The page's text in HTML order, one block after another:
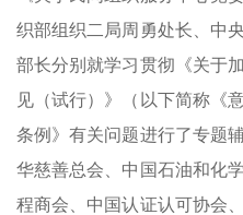
织部组织二局周勇处长、中
部长分别就学习贯彻《关于
见（试行）》（以下简称《
条例》有关问题进行了专题
华慈善总会、中国石油和化
程商会、中国认证认可协会